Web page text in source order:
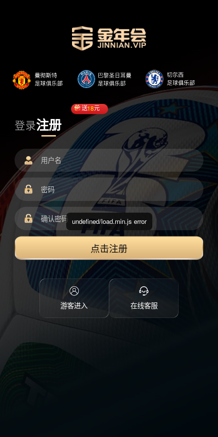
登录注册
送18元
点击注册
游客进入 在线客服
undefined/load.min.js error